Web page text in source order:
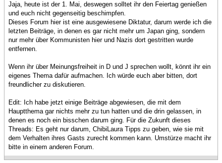
Jaja, heute ist der 1. Mai, deswegen solltet ihr den Feiertag genießen
und euch nicht gegenseitig beschimpfen.
Dieses Forum hier ist eine ausgewiesene Diktatur, darum werde ich die
letzten Beiträge, in denen es gar nicht mehr um Japan ging, sondern
nur mehr über Kommunisten hier und Nazis dort gestritten wurde
entfernen.
Wenn ihr über Meinungsfreiheit in D und J sprechen wollt, könnt ihr ein
eigenes Thema dafür aufmachen. Ich würde euch aber bitten, dort
freundlicher zu diskutieren.
Edit: Ich habe jetzt einige Beiträge abgewiesen, die mit dem
Hauptthema gar nichts mehr zu tun hatten und die drin gelassen, in
denen es noch ein bisschen darum ging. Für die Zukunft dieses
Threads: Es geht nur darum, ChibiLaura Tipps zu geben, wie sie mit
dem Verhalten ihres Gasts zurecht kommen kann. Umstürze macht ihr
bitte in einem anderen Forum.